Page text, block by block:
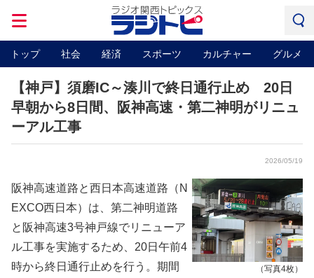
トップ 社会 経済 スポーツ カルチャー グルメ
【神戸】須磨IC～湊川で終日通行止め 20日
早朝から8日間、阪神高速・第二神明がリニュ
ーアル工事
2026/05/19
（写真4枚）
阪神高速道路と西日本高速道路（N
EXCO西日本）は、第二神明道路
と阪神高速3号神戸線でリニューア
ル工事を実施するため、20日午前4
時から終日通行止めを行う。期間